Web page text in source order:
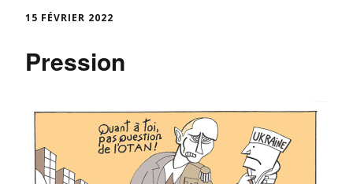
15 FÉVRIER 2022
Pression